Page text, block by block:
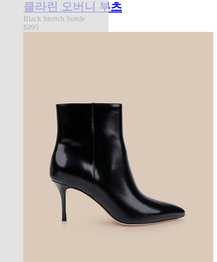
클라린 오버니 부츠
Black Stretch Suede
$895